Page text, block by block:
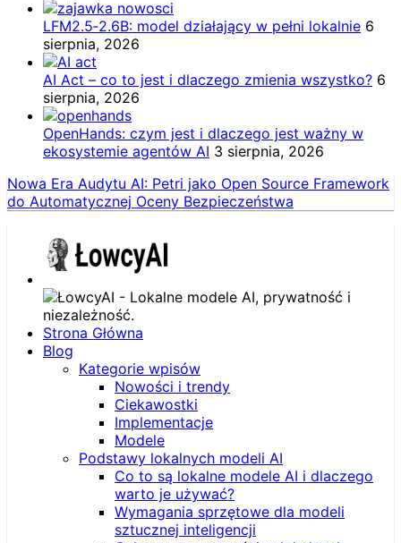
LFM2.5‑2.6B: model działający w pełni lokalnie 6
sierpnia, 2026
AI Act – co to jest i dlaczego zmienia wszystko? 6
sierpnia, 2026
OpenHands: czym jest i dlaczego jest ważny w
ekosystemie agentów AI 3 sierpnia, 2026
Nowa Era Audytu AI: Petri jako Open Source Framework
do Automatycznej Oceny Bezpieczeństwa
Strona Główna
Blog
Kategorie wpisów
Nowości i trendy
Ciekawostki
Implementacje
Modele
Podstawy lokalnych modeli AI
Co to są lokalne modele AI i dlaczego
warto je używać?
Wymagania sprzętowe dla modeli
sztucznej inteligencji